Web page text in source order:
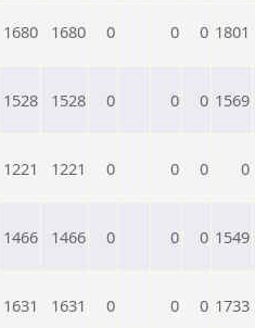
1680 1680 0 0 0 1801
1528 1528 0 0 0 1569
1221 1221 0 0 0 0
1466 1466 0 0 0 1549
1631 1631 0 0 0 1733